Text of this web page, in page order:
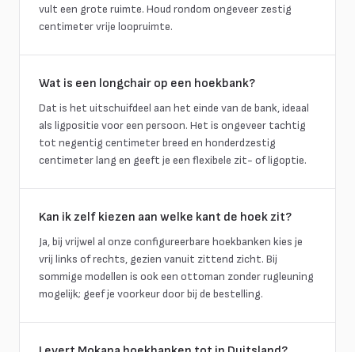
vult een grote ruimte. Houd rondom ongeveer zestig
centimeter vrije loopruimte.
Wat is een longchair op een hoekbank?
Dat is het uitschuifdeel aan het einde van de bank, ideaal
als ligpositie voor een persoon. Het is ongeveer tachtig
tot negentig centimeter breed en honderdzestig
centimeter lang en geeft je een flexibele zit- of ligoptie.
Kan ik zelf kiezen aan welke kant de hoek zit?
Ja, bij vrijwel al onze configureerbare hoekbanken kies je
vrij links of rechts, gezien vanuit zittend zicht. Bij
sommige modellen is ook een ottoman zonder rugleuning
mogelijk; geef je voorkeur door bij de bestelling.